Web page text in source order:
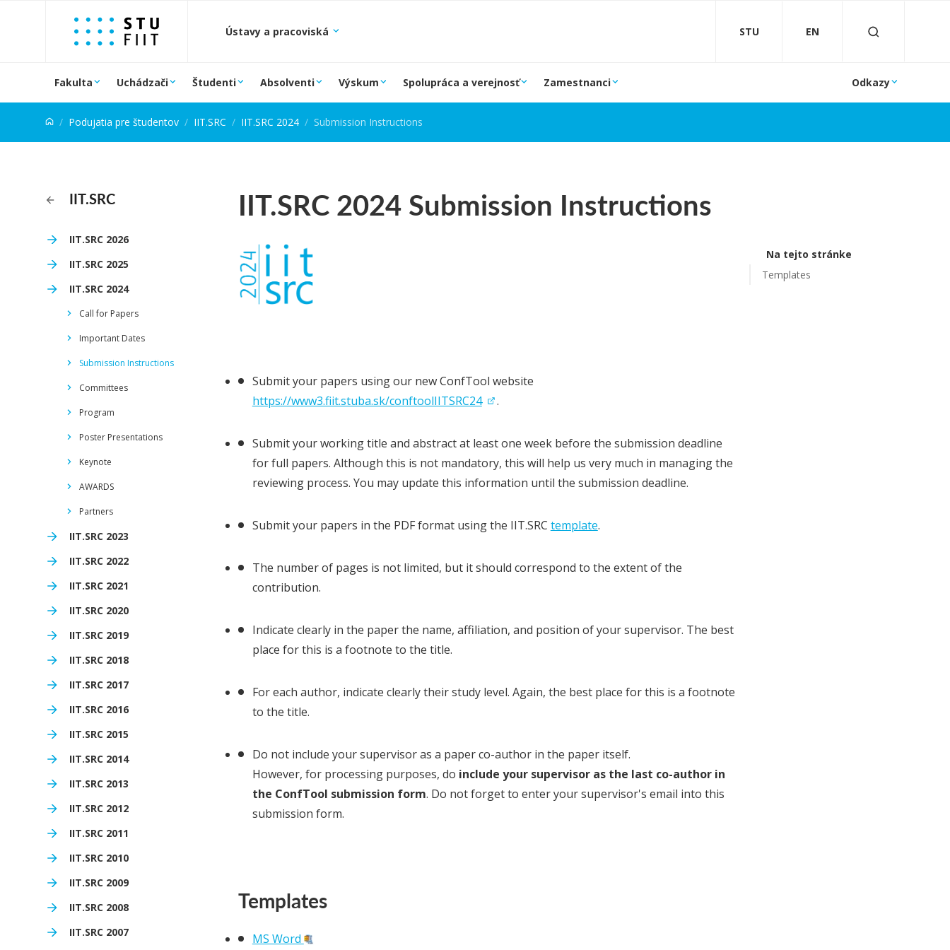
Prejsť na obsah
Ústavy a pracoviská STU EN
Fakulta Uchádzači Študenti Absolventi Výskum Spolupráca a verejnosť Zamestnanci Odkazy
Podujatia pre študentov IIT.SRC IIT.SRC 2024 Submission Instructions
IIT.SRC
IIT.SRC 2026
IIT.SRC 2025
IIT.SRC 2024
Call for Papers
Important Dates
Submission Instructions
Committees
Program
Poster Presentations
Keynote
AWARDS
Partners
IIT.SRC 2023
IIT.SRC 2022
IIT.SRC 2021
IIT.SRC 2020
IIT.SRC 2019
IIT.SRC 2018
IIT.SRC 2017
IIT.SRC 2016
IIT.SRC 2015
IIT.SRC 2014
IIT.SRC 2013
IIT.SRC 2012
IIT.SRC 2011
IIT.SRC 2010
IIT.SRC 2009
IIT.SRC 2008
IIT.SRC 2007
IIT.SRC 2024 Submission Instructions
Na tejto stránke
Templates
Submit your papers using our new ConfTool website
https://www3.fiit.stuba.sk/conftoolIITSRC24
.
Submit your working title and abstract at least one week before the submission deadline
for full papers. Although this is not mandatory, this will help us very much in managing the
reviewing process. You may update this information until the submission deadline.
Submit your papers in the PDF format using the IIT.SRC template.
The number of pages is not limited, but it should correspond to the extent of the
contribution.
Indicate clearly in the paper the name, affiliation, and position of your supervisor. The best
place for this is a footnote to the title.
For each author, indicate clearly their study level. Again, the best place for this is a footnote
to the title.
Do not include your supervisor as a paper co-author in the paper itself.
However, for processing purposes, do include your supervisor as the last co-author in
the ConfTool submission form. Do not forget to enter your supervisor's email into this
submission form.
Templates
MS Word